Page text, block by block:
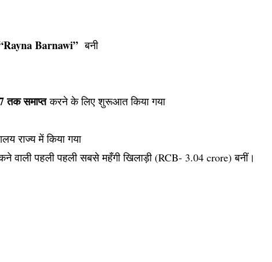
Barnawi” बनी
तक समाप्तकरने के लिए शुरूआत किया गया
राज्य में किया गया
वाली पहली पहली सबसे महँगी खिलाड़ी (RCB- 3.04 crore) बनीं।